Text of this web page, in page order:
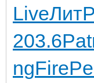
LiveЛитР
203.6
ngFire